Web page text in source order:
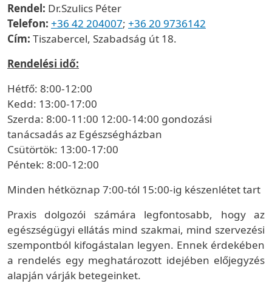
Rendel: Dr.Szulics Péter
Telefon: +36 42 204007; +36 20 9736142
Cím: Tiszabercel, Szabadság út 18.
Rendelési idő:
Hétfő: 8:00-12:00
Kedd: 13:00-17:00
Szerda: 8:00-11:00 12:00-14:00 gondozási
tanácsadás az Egészségházban
Csütörtök: 13:00-17:00
Péntek: 8:00-12:00
Minden hétköznap 7:00-tól 15:00-ig készenlétet tart
Praxis dolgozói számára legfontosabb, hogy az
egészségügyi ellátás mind szakmai, mind szervezési
szempontból kifogástalan legyen. Ennek érdekében
a rendelés egy meghatározott idejében előjegyzés
alapján várják betegeinket.